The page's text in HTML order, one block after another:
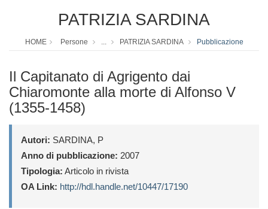
PATRIZIA SARDINA
HOME Persone ... PATRIZIA SARDINA Pubblicazione
Il Capitanato di Agrigento dai
Chiaromonte alla morte di Alfonso V
(1355-1458)
Autori: SARDINA, P
Anno di pubblicazione: 2007
Tipologia: Articolo in rivista
OA Link: http://hdl.handle.net/10447/17190